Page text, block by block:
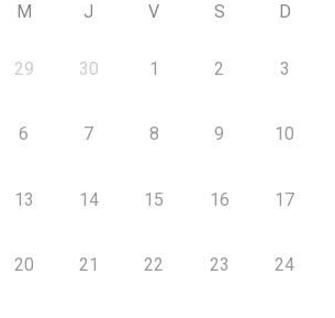
M J V S D
29 30 1 2 3
6 7 8 9 10
13 14 15 16 17
20 21 22 23 24